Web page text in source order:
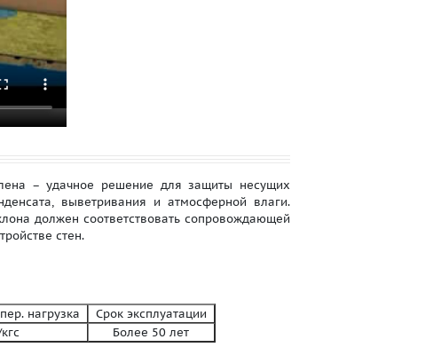
– удачное решение для защиты несущих
выветривания и атмосферной влаги.
должен соответствовать сопровождающей
стен.
нагрузка
Срок эксплуатации
Более 50 лет